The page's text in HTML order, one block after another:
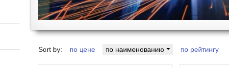
Sort by: по цене по наименованию по рейтингу